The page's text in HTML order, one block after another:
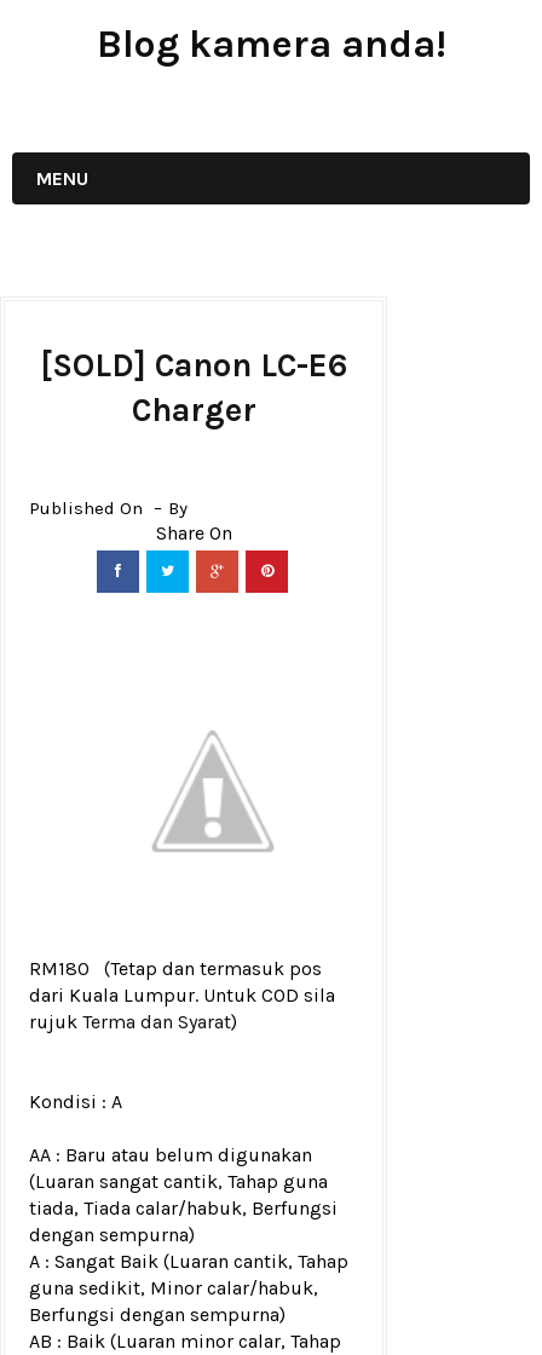
Blog kamera anda!
MENU
[SOLD] Canon LC-E6
Charger
Published On By
RM180
(Tetap dan termasuk pos
dari Kuala Lumpur. Untuk COD sila
rujuk Terma dan Syarat)
Kondisi : A
AA : Baru atau belum digunakan
(Luaran sangat cantik, Tahap guna
tiada, Tiada calar/habuk, Berfungsi
dengan sempurna)
A : Sangat Baik (Luaran cantik, Tahap
guna sedikit, Minor calar/habuk,
Berfungsi dengan sempurna)
AB : Baik (Luaran minor calar, Tahap